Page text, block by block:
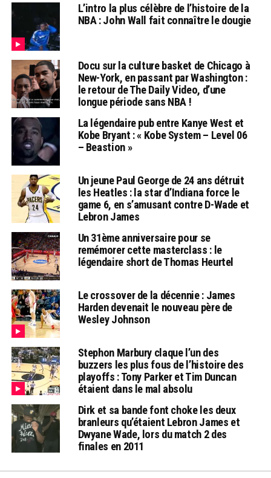
L’intro la plus célèbre de l’histoire de la
NBA : John Wall fait connaître le dougie
Docu sur la culture basket de Chicago à
New-York, en passant par Washington :
le retour de The Daily Video, d’une
longue période sans NBA !
La légendaire pub entre Kanye West et
Kobe Bryant : « Kobe System – Level 06
– Beastion »
Un jeune Paul George de 24 ans détruit
les Heatles : la star d’Indiana force le
game 6, en s’amusant contre D-Wade et
Lebron James
Un 31ème anniversaire pour se
remémorer cette masterclass : le
légendaire short de Thomas Heurtel
Le crossover de la décennie : James
Harden devenait le nouveau père de
Wesley Johnson
Stephon Marbury claque l’un des
buzzers les plus fous de l’histoire des
playoffs : Tony Parker et Tim Duncan
étaient dans le mal absolu
Dirk et sa bande font choke les deux
branleurs qu’étaient Lebron James et
Dwyane Wade, lors du match 2 des
finales en 2011